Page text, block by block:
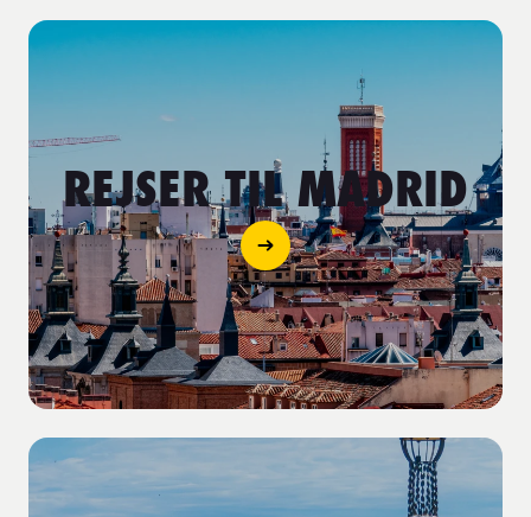
REJSER TIL MADRID